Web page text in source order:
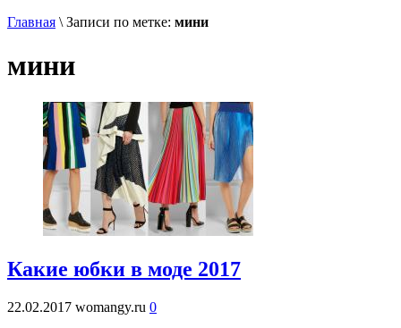
Главная \ Записи по метке: мини
мини
Какие юбки в моде 2017
22.02.2017 womangy.ru 0